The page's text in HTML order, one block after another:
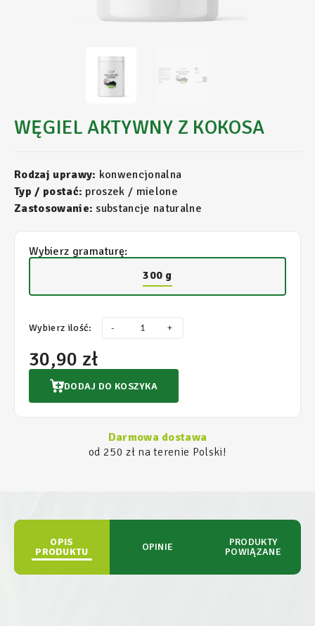
WĘGIEL AKTYWNY Z KOKOSA
Rodzaj uprawy: konwencjonalna
Typ / postać: proszek / mielone
Zastosowanie: substancje naturalne
Wybierz gramaturę:
300 g
Wybierz ilość: - +
30,90 zł
DODAJ DO KOSZYKA
Darmowa dostawa
od 250 zł na terenie Polski!
OPIS
PRODUKTU
OPINIE
PRODUKTY
POWIĄZANE